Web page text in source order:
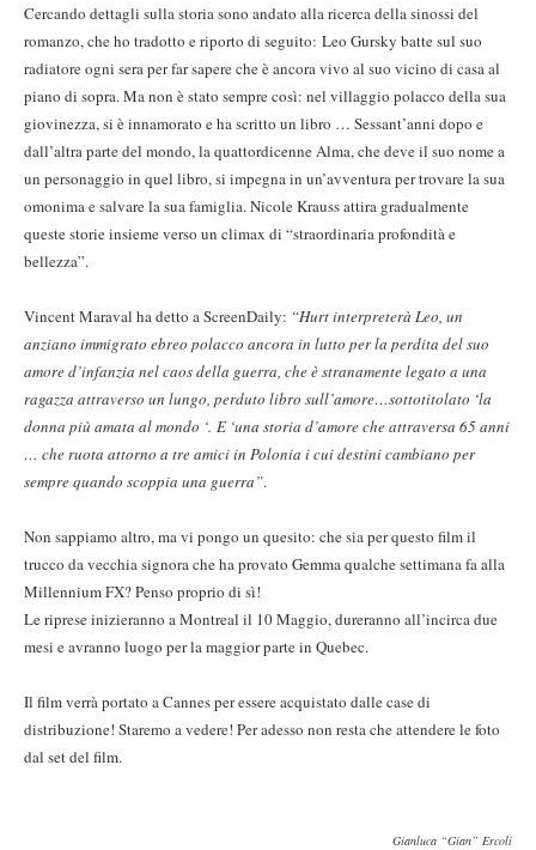
Cercando dettagli sulla storia sono andato alla ricerca della sinossi del
romanzo, che ho tradotto e riporto di seguito: Leo Gursky batte sul suo
radiatore ogni sera per far sapere che è ancora vivo al suo vicino di casa al
piano di sopra. Ma non è stato sempre così: nel villaggio polacco della sua
giovinezza, si è innamorato e ha scritto un libro … Sessant’anni dopo e
dall’altra parte del mondo, la quattordicenne Alma, che deve il suo nome a
un personaggio in quel libro, si impegna in un’avventura per trovare la sua
omonima e salvare la sua famiglia. Nicole Krauss attira gradualmente
queste storie insieme verso un climax di “straordinaria profondità e
bellezza”.
Vincent Maraval ha detto a ScreenDaily: “Hurt interpreterà Leo, un
anziano immigrato ebreo polacco ancora in lutto per la perdita del suo
amore d’infanzia nel caos della guerra, che è stranamente legato a una
ragazza attraverso un lungo, perduto libro sull’amore…sottotitolato ‘la
donna più amata al mondo ‘. E ‘una storia d’amore che attraversa 65 anni
… che ruota attorno a tre amici in Polonia i cui destini cambiano per
sempre quando scoppia una guerra”.
Non sappiamo altro, ma vi pongo un quesito: che sia per questo film il
trucco da vecchia signora che ha provato Gemma qualche settimana fa alla
Millennium FX? Penso proprio di sì!
Le riprese inizieranno a Montreal il 10 Maggio, dureranno all’incirca due
mesi e avranno luogo per la maggior parte in Quebec.
Il film verrà portato a Cannes per essere acquistato dalle case di
distribuzione! Staremo a vedere! Per adesso non resta che attendere le foto
dal set del film.
Gianluca “Gian” Ercoli